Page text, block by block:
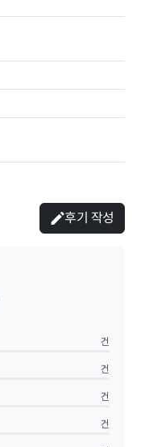
후기 작성
건
건
건
건